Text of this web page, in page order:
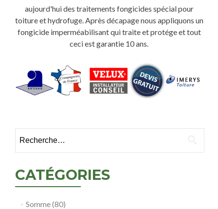
aujourd'hui des traitements fongicides spécial pour
toiture et hydrofuge. Après décapage nous appliquons un
fongicide imperméabilisant qui traite et protége et tout
ceci est garantie 10 ans.
CATÉGORIES
Somme (80)